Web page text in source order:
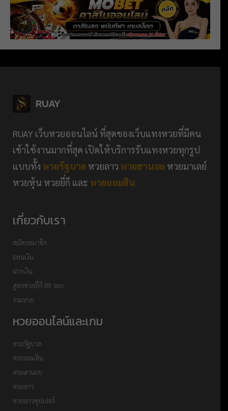
RUAY
RUAY เว็บหวยออนไลน์ ที่สุดของเว็บแทงหวยที่มีคน
เข้าใช้งานมากที่สุด เปิดให้บริการรับแทงหวยทุกรูป
แบบทั้ง หวยรัฐบาล หวยลาว หวยฮานอย หวยมาเลย์
หวยหุ้น หวยยี่กี และ หวยออมสิน
เกี่ยวกับเรา
สมัครสมาชิก
ถอนเงิน
ฝากเงิน
สูตรหวยยี่กี 88 รอบ
รวมหวย
หวยออนไลน์และเกม
หวยรัฐบาล
หวยออมสิน
หวยฮานอย
หวยลาว
หวยลาวซุปเปอร์